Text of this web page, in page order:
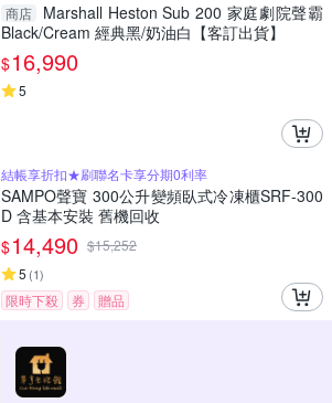
商店
Marshall Heston Sub 200 家庭劇院聲霸
Black/Cream 經典黑/奶油白【客訂出貨】
$16,990
5
結帳享折扣★刷聯名卡享分期0利率
SAMPO聲寶 300公升變頻臥式冷凍櫃SRF-300
D 含基本安裝 舊機回收
$14,490 $15,252
5 (1)
限時下殺 券 贈品